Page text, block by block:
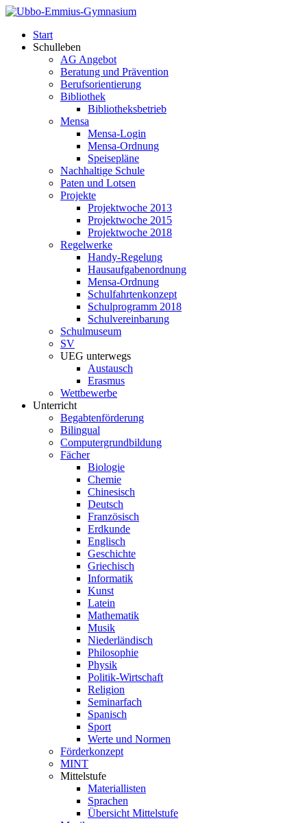
Start
Schulleben
AG Angebot
Beratung und Prävention
Berufsorientierung
Bibliothek
Bibliotheksbetrieb
Mensa
Mensa-Login
Mensa-Ordnung
Speisepläne
Nachhaltige Schule
Paten und Lotsen
Projekte
Projektwoche 2013
Projektwoche 2015
Projektwoche 2018
Regelwerke
Handy-Regelung
Hausaufgabenordnung
Mensa-Ordnung
Schulfahrtenkonzept
Schulprogramm 2018
Schulvereinbarung
Schulmuseum
SV
UEG unterwegs
Austausch
Erasmus
Wettbewerbe
Unterricht
Begabtenförderung
Bilingual
Computergrundbildung
Fächer
Biologie
Chemie
Chinesisch
Deutsch
Französisch
Erdkunde
Englisch
Geschichte
Griechisch
Informatik
Kunst
Latein
Mathematik
Musik
Niederländisch
Philosophie
Physik
Politik-Wirtschaft
Religion
Seminarfach
Spanisch
Sport
Werte und Normen
Förderkonzept
MINT
Mittelstufe
Materiallisten
Sprachen
Übersicht Mittelstufe